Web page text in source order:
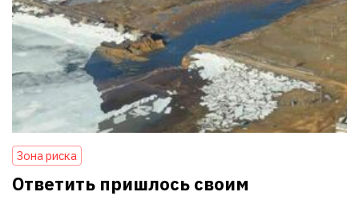
Зона риска
Ответить пришлось своим